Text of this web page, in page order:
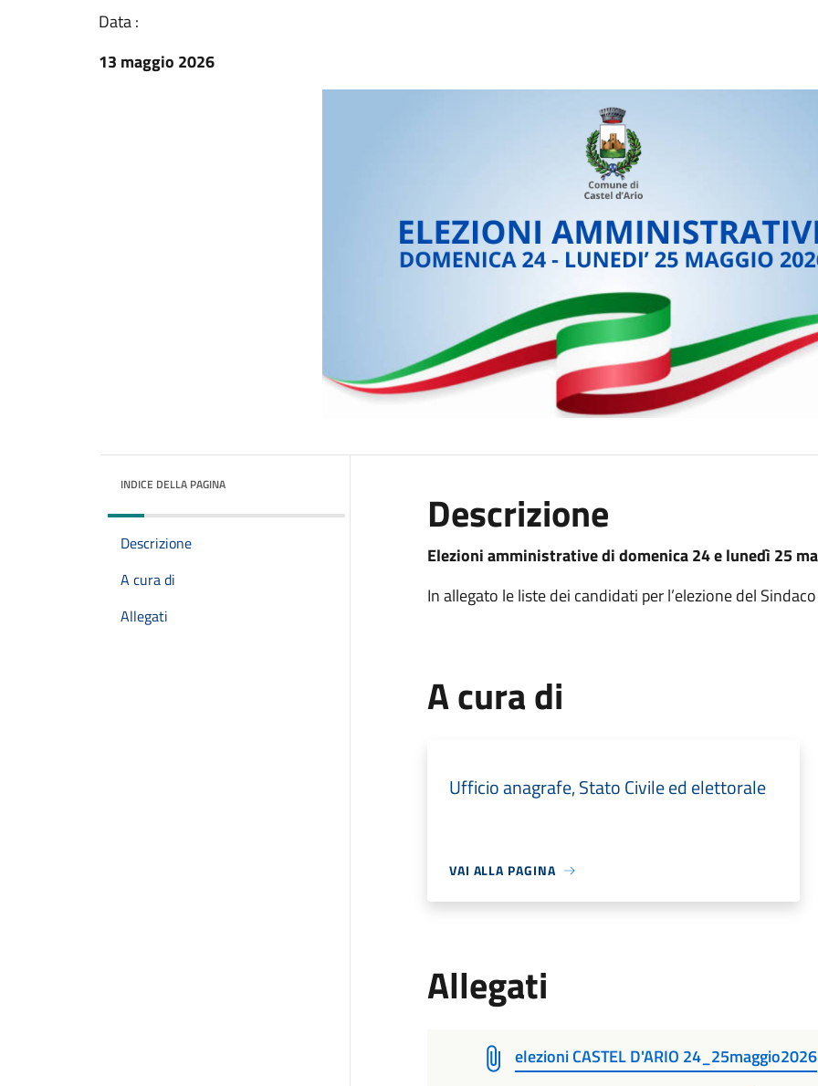
Data :
13 maggio 2026
INDICE DELLA PAGINA
Descrizione
A cura di
Allegati
Descrizione
Elezioni amministrative di domenica 24 e lunedì 25
In allegato le liste dei candidati per l’elezione del
A cura di
Ufficio anagrafe, Stato Civile ed elettorale
VAI ALLA PAGINA
Allegati
elezioni CASTEL D'ARIO 24_25maggio2026